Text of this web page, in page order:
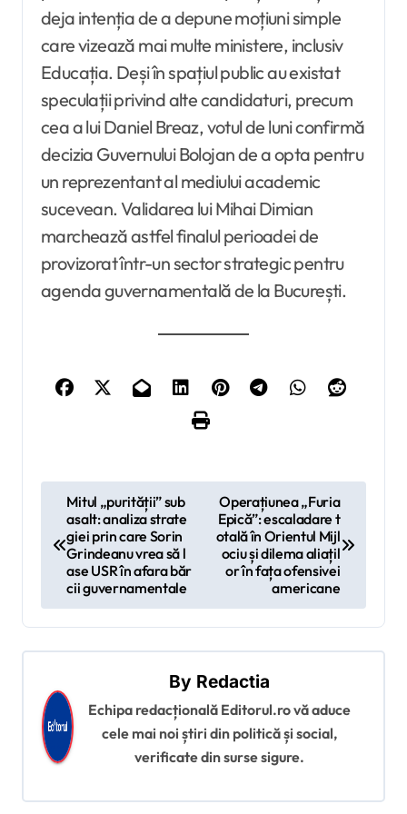
deja intenția de a depune moțiuni simple
care vizează mai multe ministere, inclusiv
Educația. Deși în spațiul public au existat
speculații privind alte candidaturi, precum
cea a lui Daniel Breaz, votul de luni confirmă
decizia Guvernului Bolojan de a opta pentru
un reprezentant al mediului academic
sucevean. Validarea lui Mihai Dimian
marchează astfel finalul perioadei de
provizorat într-un sector strategic pentru
agenda guvernamentală de la București.
g
a
e
î
n
a
Mitul „purității” sub
asalt: analiza strate
giei prin care Sorin
Grindeanu vrea să l
ase USR în afara băr
cii guvernamentale
Operațiunea „Furia
Epică”: escaladare t
otală în Orientul Mijl
ociu și dilema aliațil
or în fața ofensivei
americane
By Redactia
Echipa redacțională Editorul.ro vă aduce
cele mai noi știri din politică și social,
verificate din surse sigure.